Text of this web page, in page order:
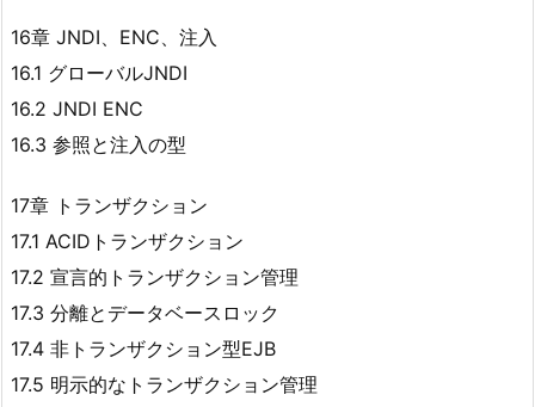
16章 JNDI、ENC、注入
16.1 グローバルJNDI
16.2 JNDI ENC
16.3 参照と注入の型
17章 トランザクション
17.1 ACIDトランザクション
17.2 宣言的トランザクション管理
17.3 分離とデータベースロック
17.4 非トランザクション型EJB
17.5 明示的なトランザクション管理